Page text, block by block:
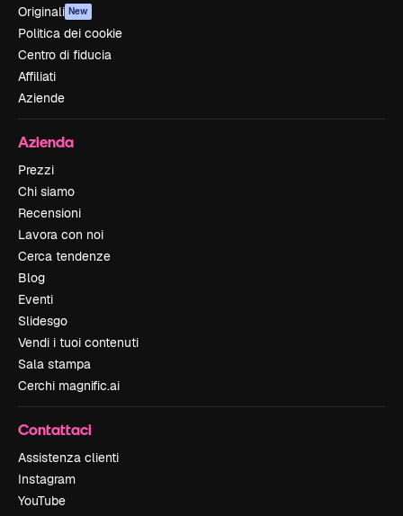
Originali New
Politica dei cookie
Centro di fiducia
Affiliati
Aziende
Azienda
Prezzi
Chi siamo
Recensioni
Lavora con noi
Cerca tendenze
Blog
Eventi
Slidesgo
Vendi i tuoi contenuti
Sala stampa
Cerchi magnific.ai
Contattaci
Assistenza clienti
Instagram
YouTube